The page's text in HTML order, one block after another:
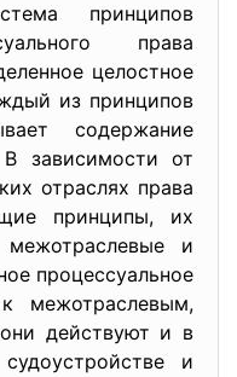
принципов
права
целостное
из принципов
содержание
зависимости от
отраслях права
принципы, их
и
процессуальное
межотраслевым,
действуют и в
и